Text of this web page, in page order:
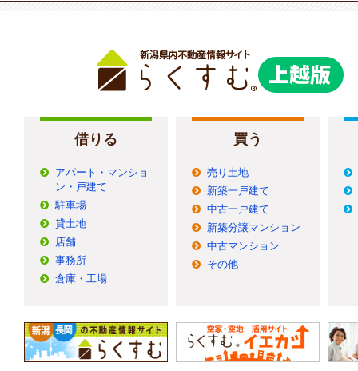
借りる
アパート・マンショ
ン・戸建て
駐車場
貸土地
店舗
事務所
倉庫・工場
買う
売り土地
新築一戸建て
中古一戸建て
新築分譲マンション
中古マンション
その他